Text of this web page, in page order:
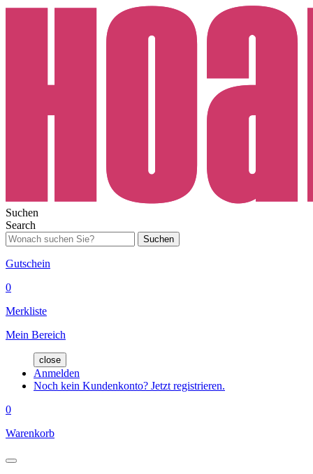
Suchen
Search
Suchen
Gutschein
0
Merkliste
Mein Bereich
close
Anmelden
Noch kein Kundenkonto? Jetzt registrieren.
0
Warenkorb